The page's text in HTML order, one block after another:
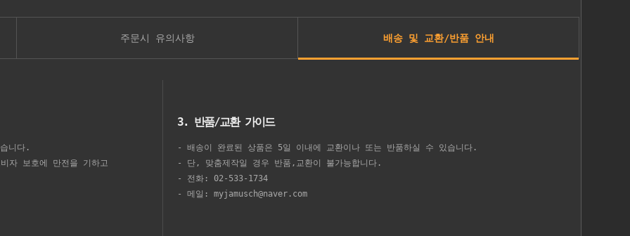
주문시 유의사항 배송 및 교환/반품 안내
니다.
자 보호에 만전을 기하고
3. 반품/교환 가이드
- 배송이 완료된 상품은 5일 이내에 교환이나 또는 반품하실 수 있습니다.
- 단, 맞춤제작일 경우 반품,교환이 불가능합니다.
- 전화: 02-533-1734
- 메일: myjamusch@naver.com